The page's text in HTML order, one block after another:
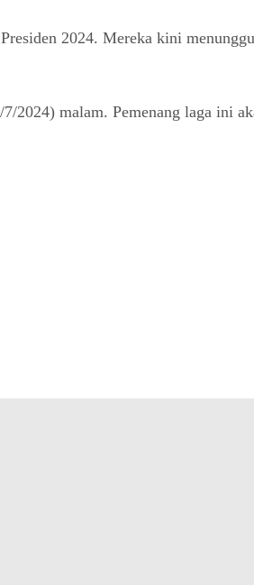
2024. Mereka kini
2024) malam. Pemenang laga ini